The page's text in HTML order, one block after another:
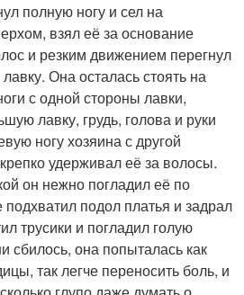
полную ногу и сел на
взял её за основание
и резким движением перегнул
Она осталась стоять на
с одной стороны лавки,
лавку, грудь, голова и руки
ногу хозяина с другой
удерживал её за волосы.
он нежно погладил её по
подол платья и задрал
трусики и погладил голую
сбилось, она попыталась как
так легче переносить боль, и